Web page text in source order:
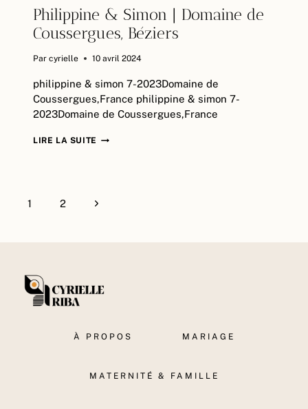
Philippine & Simon | Domaine de
Coussergues, Béziers
Par cyrielle 10 avril 2024
philippine & simon 7-2023Domaine de
Coussergues,France philippine & simon 7-
2023Domaine de Coussergues,France
LIRE LA SUITE PHILIPPINE
DOMAINE
Navigation
1 2
Page
À PROPOS MARIAGE
MATERNITÉ & FAMILLE